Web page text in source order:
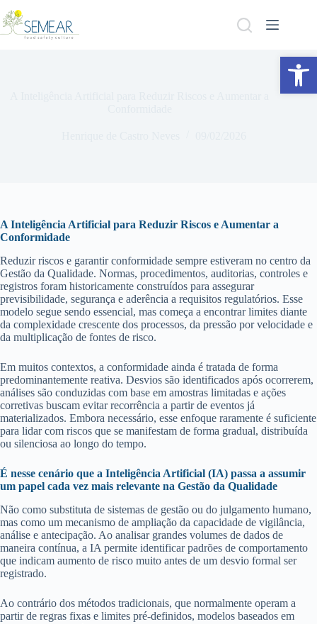
Abrir a barra de ferramentas
A Inteligência Artificial para Reduzir Riscos e Aumentar a
Conformidade
Reduzir riscos e garantir conformidade sempre estiveram no centro da
Gestão da Qualidade. Normas, procedimentos, auditorias, controles e
registros foram historicamente construídos para assegurar
previsibilidade, segurança e aderência a requisitos regulatórios. Esse
modelo segue sendo essencial, mas começa a encontrar limites diante
da complexidade crescente dos processos, da pressão por velocidade e
da multiplicação de fontes de risco.
Em muitos contextos, a conformidade ainda é tratada de forma
predominantemente reativa. Desvios são identificados após ocorrerem,
análises são conduzidas com base em amostras limitadas e ações
corretivas buscam evitar recorrência a partir de eventos já
materializados. Embora necessário, esse enfoque raramente é suficiente
para lidar com riscos que se manifestam de forma gradual, distribuída
ou silenciosa ao longo do tempo.
É nesse cenário que a Inteligência Artificial (IA) passa a assumir
um papel cada vez mais relevante na Gestão da Qualidade
Não como substituta de sistemas de gestão ou do julgamento humano,
mas como um mecanismo de ampliação da capacidade de vigilância,
análise e antecipação. Ao analisar grandes volumes de dados de
maneira contínua, a IA permite identificar padrões de comportamento
que indicam aumento de risco muito antes de um desvio formal ser
registrado.
Ao contrário dos métodos tradicionais, que normalmente operam a
partir de regras fixas e limites pré-definidos, modelos baseados em